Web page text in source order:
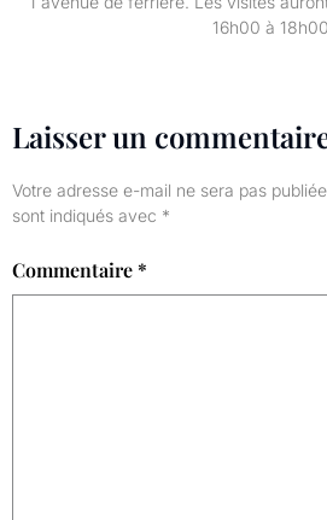
16h00 à 18h00
Laisser un
Votre adresse e-mail ne sera pas publiée.
sont indiqués avec *
Commentaire *